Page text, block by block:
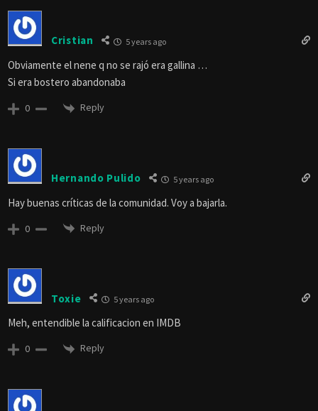
Cristian 5 years ago
Obviamente el nene q no se rajó era gallina …
Si era bostero abandonaba
0 Reply
Hernando Pulido 5 years ago
Hay buenas críticas de la comunidad. Voy a bajarla.
0 Reply
Toxie 5 years ago
Meh, entendible la calificacion en IMDB
0 Reply